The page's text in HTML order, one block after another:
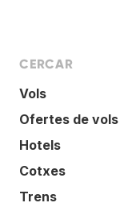
CERCAR
Vols
Ofertes de vols
Hotels
Cotxes
Trens